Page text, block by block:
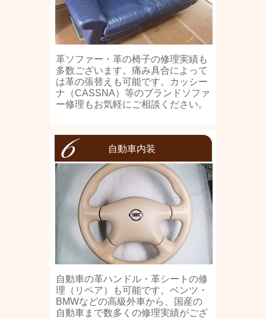
革ソファー・革の椅子の修理実績も
多数ございます。痛み具合によって
は革の張替えも可能です。カッシー
ナ（CASSNA）等のブランドソファ
ー修理もお気軽にご相談ください。
自動車内装
自動車の革ハンドル・革シートの修
理（リペア）も可能です。ベンツ・
BMWなどの高級外車から、国産の
自動車まで数多くの修理実績がござ